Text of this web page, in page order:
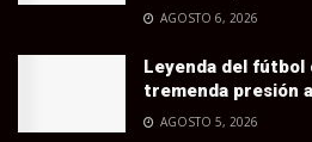
AGOSTO 6, 2026
Leyenda del
tremenda presión
AGOSTO 5, 2026